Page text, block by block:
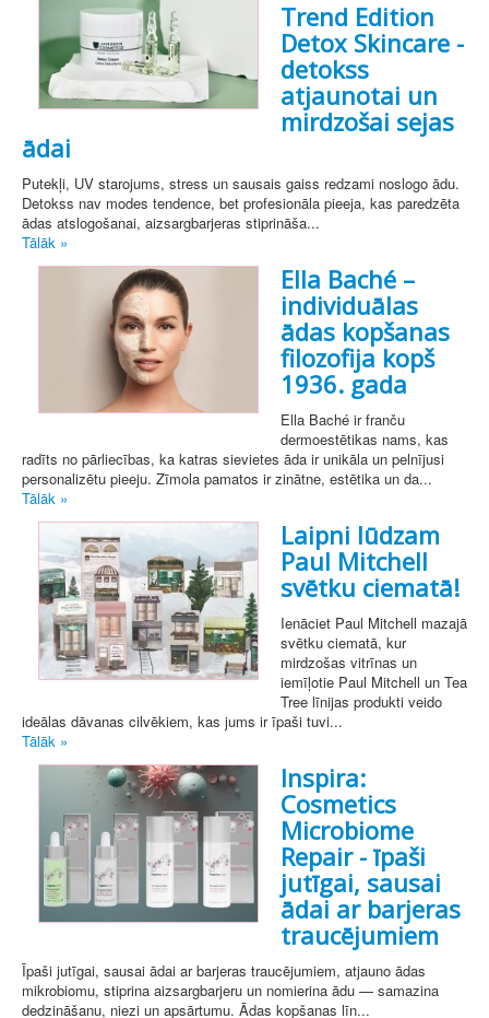
Trend Edition
Detox Skincare -
detokss
atjaunotai un
mirdzošai sejas
ādai
Putekļi, UV starojums, stress un sausais gaiss redzami noslogo ādu.
Detokss nav modes tendence, bet profesionāla pieeja, kas paredzēta
ādas atslogošanai, aizsargbarjeras stiprināša...
Tālāk »
Ella Baché –
individuālas
ādas kopšanas
filozofija kopš
1936. gada
Ella Baché ir franču
dermoestētikas nams, kas
radīts no pārliecības, ka katras sievietes āda ir unikāla un pelnījusi
personalizētu pieeju. Zīmola pamatos ir zinātne, estētika un da...
Tālāk »
Laipni lūdzam
Paul Mitchell
svētku ciematā!
Ienāciet Paul Mitchell mazajā
svētku ciematā, kur
mirdzošas vitrīnas un
iemīļotie Paul Mitchell un Tea
Tree līnijas produkti veido
ideālas dāvanas cilvēkiem, kas jums ir īpaši tuvi...
Tālāk »
Inspira:
Cosmetics
Microbiome
Repair - īpaši
jutīgai, sausai
ādai ar barjeras
traucējumiem
Īpaši jutīgai, sausai ādai ar barjeras traucējumiem, atjauno ādas
mikrobiomu, stiprina aizsargbarjeru un nomierina ādu — samazina
dedzināšanu, niezi un apsārtumu. Ādas kopšanas līn...